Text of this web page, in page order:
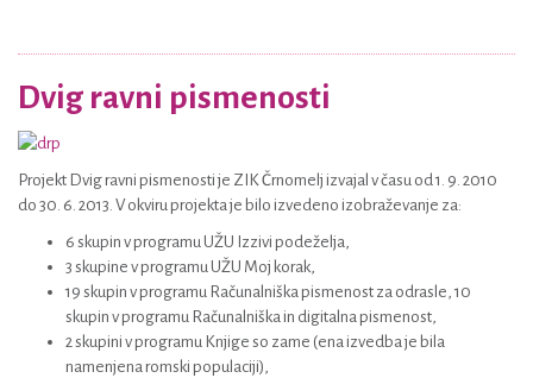
Dvig ravni pismenosti
Projekt Dvig ravni pismenosti je ZIK Črnomelj izvajal v času od 1. 9. 2010
do 30. 6. 2013. V okviru projekta je bilo izvedeno izobraževanje za:
6 skupin v programu UŽU Izzivi podeželja,
3 skupine v programu UŽU Moj korak,
19 skupin v programu Računalniška pismenost za odrasle, 10
skupin v programu Računalniška in digitalna pismenost,
2 skupini v programu Knjige so zame (ena izvedba je bila
namenjena romski populaciji),